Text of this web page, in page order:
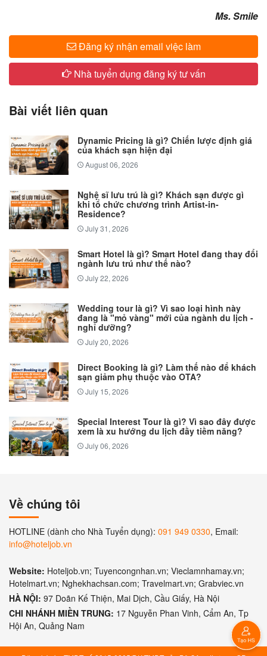
Ms. Smile
Đăng ký nhận email việc làm
Nhà tuyển dụng đăng ký tư vấn
Bài viết liên quan
Dynamic Pricing là gì? Chiến lược định giá
của khách sạn hiện đại
August 06, 2026
Nghệ sĩ lưu trú là gì? Khách sạn được gì
khi tổ chức chương trình Artist-in-
Residence?
July 31, 2026
Smart Hotel là gì? Smart Hotel đang thay đổi
ngành lưu trú như thế nào?
July 22, 2026
Wedding tour là gì? Vì sao loại hình này
đang là "mỏ vàng" mới của ngành du lịch -
nghỉ dưỡng?
July 20, 2026
Direct Booking là gì? Làm thế nào để khách
sạn giảm phụ thuộc vào OTA?
July 15, 2026
Special Interest Tour là gì? Vì sao đây được
xem là xu hướng du lịch đầy tiềm năng?
July 06, 2026
Về chúng tôi
HOTLINE (dành cho Nhà Tuyển dụng): 091 949 0330, Email:
info@hoteljob.vn
Website: Hoteljob.vn; Tuyencongnhan.vn; Vieclamnhamay.vn;
Hotelmart.vn; Nghekhachsan.com; Travelmart.vn; Grabviec.vn
HÀ NỘI: 97 Doãn Kế Thiện, Mai Dịch, Cầu Giấy, Hà Nội
CHI NHÁNH MIỀN TRUNG: 17 Nguyễn Phan Vinh, Cẩm An, Tp
Hội An, Quảng Nam